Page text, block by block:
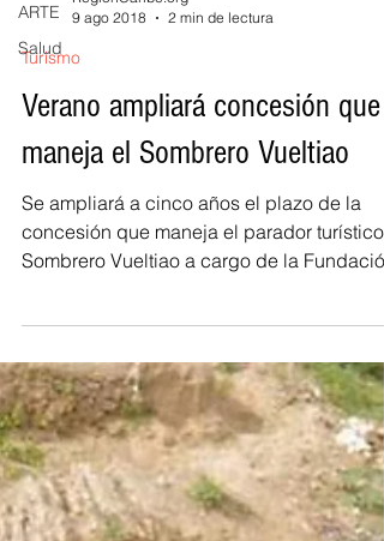
ARTE
Salud 9 ago 2018
Turismo
Verano ampliará concesión que
maneja el Sombrero Vueltiao
Se ampliará a cinco años el plazo de la
concesión que maneja el parador turístico
para el...